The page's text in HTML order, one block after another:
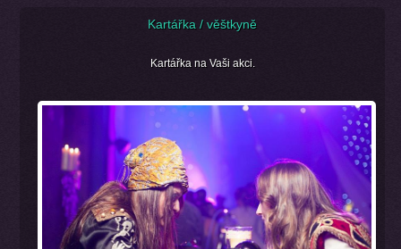
Kartářka / věštkyně
Kartářka na Vaši akci.